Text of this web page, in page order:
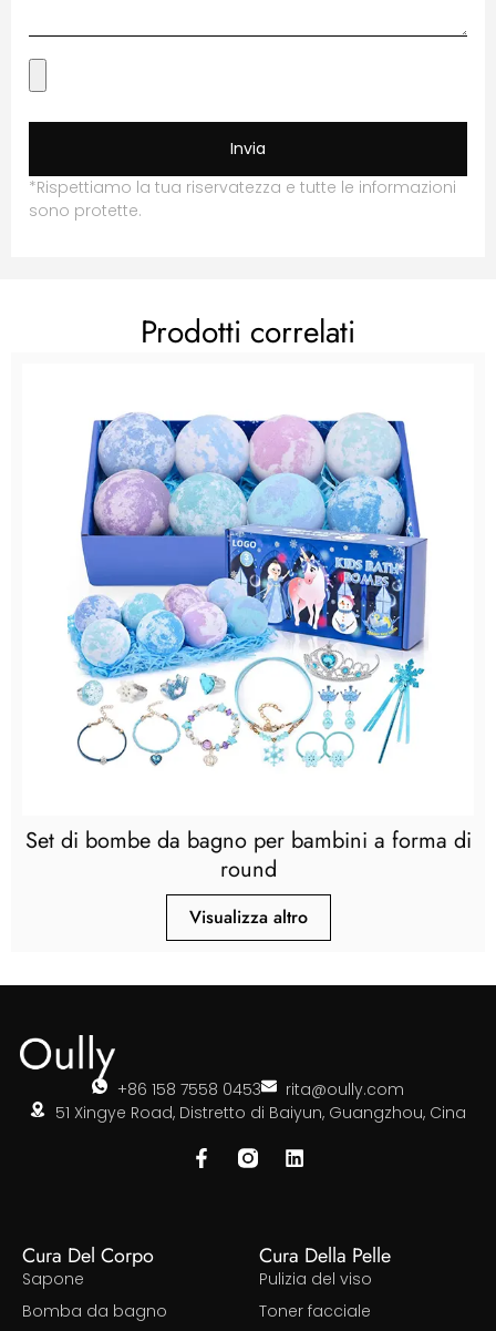
Invia
*Rispettiamo la tua riservatezza e tutte le informazioni
sono protette.
Prodotti correlati
Set di bombe da bagno per bambini a forma di
round
Visualizza altro
+86 158 7558 0453
rita@oully.com
51 Xingye Road, Distretto di Baiyun, Guangzhou, Cina
Cura Del Corpo
Sapone
Bomba da bagno
Cura Della Pelle
Pulizia del viso
Toner facciale